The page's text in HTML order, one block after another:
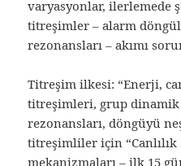
varyasyonlar, ilerlemede
titreşimler – alarm
rezonansları – akımı
Titreşim ilkesi: “Enerji,
titreşimleri, grup
rezonansları, döngüyü
titreşimliler için “Canlılık
mekanizmaları – ilk 15